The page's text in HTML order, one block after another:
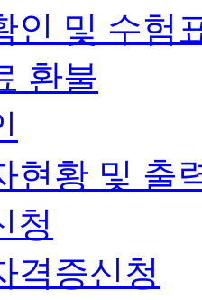
인 및 수험
환불
현황 및 출
청
격증신청